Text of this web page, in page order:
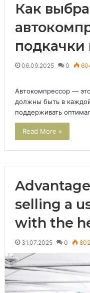
Как
06.09.2025 0
Автокомпрессор —
должны быть в
поддерживать
Read More »
selling a
with the
31.07.2025 0 802